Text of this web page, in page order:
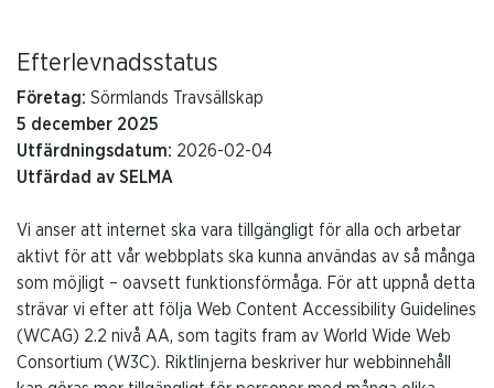
Efterlevnadsstatus
Företag: Sörmlands Travsällskap
5 december 2025
Utfärdningsdatum: 2026-02-04
Utfärdad av SELMA
Vi anser att internet ska vara tillgängligt för alla och arbetar
aktivt för att vår webbplats ska kunna användas av så många
som möjligt – oavsett funktionsförmåga. För att uppnå detta
strävar vi efter att följa Web Content Accessibility Guidelines
(WCAG) 2.2 nivå AA, som tagits fram av World Wide Web
Consortium (W3C). Riktlinjerna beskriver hur webbinnehåll